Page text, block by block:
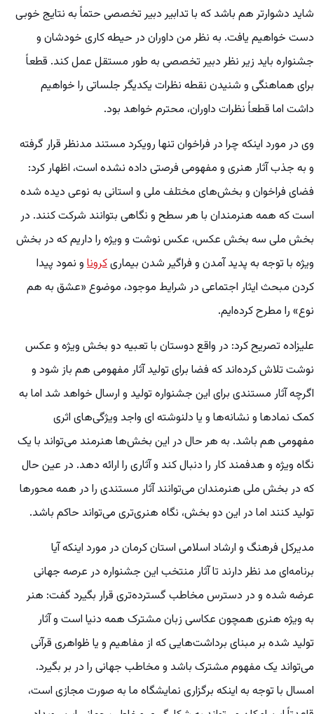
شاید دشوارتر هم باشد که با تدابیر دبیر تخصصی حتماً به نتایج خوبی
دست خواهیم یافت. به نظر من داوران در حیطه کاری خودشان و
جشنواره باید زیر نظر دبیر تخصصی به طور مستقل عمل کند. قطعاً
برای هماهنگی و شنیدن نقطه نظرات یکدیگر جلساتی را خواهیم
داشت اما قطعاً نظرات داوران، محترم خواهد بود.
وی در مورد اینکه چرا در فراخوان تنها رویکرد مستند مدنظر قرار گرفته
و به جذب آثار هنری و مفهومی فرصتی داده نشده است، اظهار کرد:
فضای فراخوان و بخش‌های مختلف ملی و استانی به نوعی دیده شده
است که همه هنرمندان با هر سطح و نگاهی بتوانند شرکت کنند. در
بخش ملی سه بخش عکس، عکس نوشت و ویژه را داریم که در بخش
ویژه با توجه به پدید آمدن و فراگیر شدن بیماریکرونا و نمود پیدا
کردن مبحث ایثار اجتماعی در شرایط موجود، موضوع «عشق به هم
نوع» را مطرح کرده‌ایم.
علیزاده تصریح کرد: در واقع دوستان با تعبیه دو بخش ویژه و عکس
نوشت تلاش کرده‌اند که فضا برای تولید آثار مفهومی هم باز شود و
اگرچه آثار مستندی برای این جشنواره تولید و ارسال خواهد شد اما به
کمک نمادها و نشانه‌ها و یا دلنوشته ای واجد ویژگی‌های اثری
مفهومی هم باشد. به هر حال در این بخش‌ها هنرمند می‌تواند با یک
نگاه ویژه و هدفمند کار را دنبال کند و آثاری را ارائه دهد. در عین حال
که در بخش ملی هنرمندان می‌توانند آثار مستندی را در همه محورها
تولید کنند اما در این دو بخش، نگاه هنری‌تری می‌تواند حاکم باشد.
مدیرکل فرهنگ و ارشاد اسلامی استان کرمان در مورد اینکه آیا
برنامه‌ای مد نظر دارند تا آثار منتخب این جشنواره در عرصه جهانی
عرضه شده و در دسترس مخاطب گسترده‌تری قرار بگیرد گفت: هنر
به ویژه هنری همچون عکاسی زبان مشترک همه دنیا است و آثار
تولید شده بر مبنای برداشت‌هایی که از مفاهیم و یا ظواهری قرآنی
می‌تواند یک مفهوم مشترک باشد و مخاطب جهانی را در بر بگیرد.
امسال با توجه به اینکه برگزاری نمایشگاه ما به صورت مجازی است،